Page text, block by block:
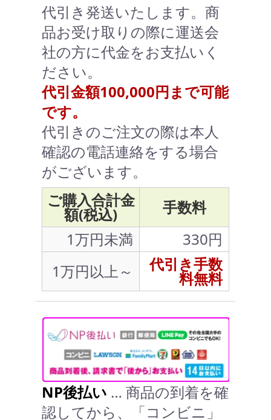
代引き発送いたします。商
品お受け取りの際に運送会
社の方に代金をお支払いく
ださい。
代引金額100,000円まで可能
です。
代引きのご注文の際は本人
確認の電話連絡をする場合
がございます。
ご購入合計金
額(税込)
手数料
1万円未満
330円
1万円以上～
代引き手数
料無料
NP後払い … 商品の到着を確
認してから、「コンビニ」